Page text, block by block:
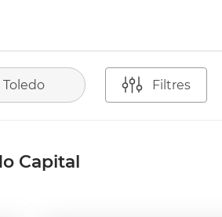
Filtres
Capital